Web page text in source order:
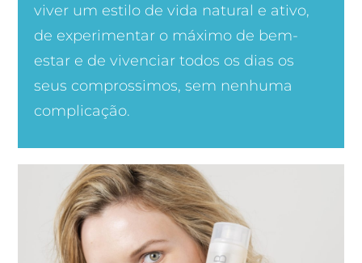
viver um estilo de vida natural e ativo,
de experimentar o máximo de bem-
estar e de vivenciar todos os dias os
seus comprossimos, sem nenhuma
complicação.